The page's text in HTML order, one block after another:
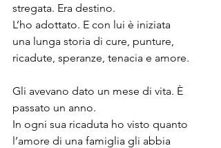
stregata. Era destino.
L’ho adottato. E con lui è iniziata
una lunga storia di cure, punture,
ricadute, speranze, tenacia e amore.
Gli avevano dato un mese di vita. È
passato un anno.
In ogni sua ricaduta ho visto quanto
l’amore di una famiglia gli abbia